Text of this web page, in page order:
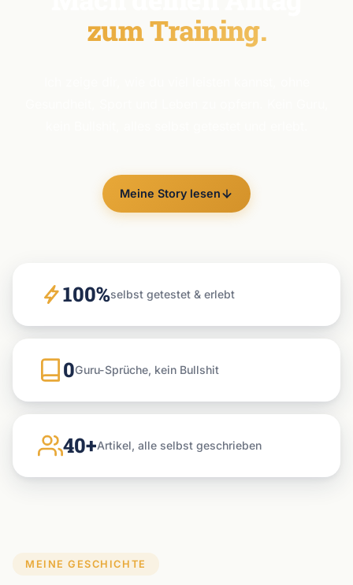
zum Training.
Meine Story lesen
100%selbst getestet & erlebt
0Guru-Sprüche, kein Bullshit
40+Artikel, alle selbst geschrieben
MEINE GESCHICHTE